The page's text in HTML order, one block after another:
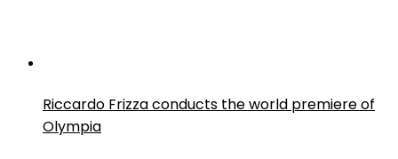
Riccardo Frizza conducts the world premiere of
Olympia